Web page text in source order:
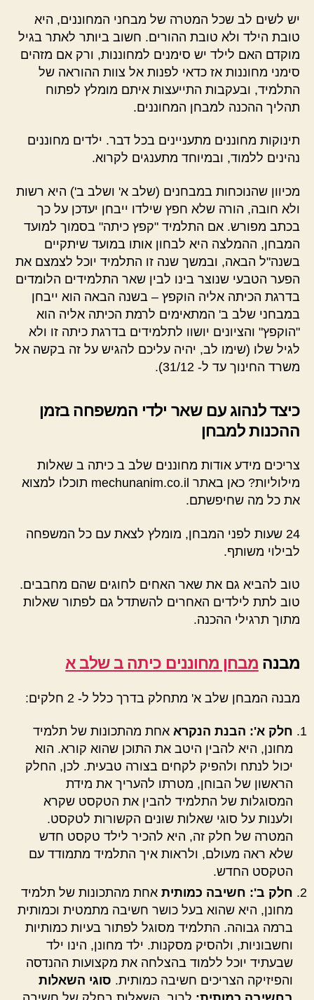
יש לשים לב שכל המטרה של מבחני המחוננים, היא
טובת הילד ולא טובת ההורים. חשוב ביותר לאתר בגיל
מוקדם האם לילד יש סימנים למחוננות, ורק אם מזהים
סימני מחוננות אז כדאי לפנות אל צוות ההוראה של
התלמיד, ובעקבות התייעצות איתם מומלץ לפתוח
תהליך ההכנה למבחן המחוננים.
תינוקות מחוננים מתעניינים בכל דבר. ילדים מחוננים
נהינים ללמוד, ובמיוחד מתענגים לקרוא.
מכיוון שהנוכחות במבחנים (שלב א' ושלב ב') היא רשות
ולא חובה, הורה שלא חפץ שילדו ייבחן יעדכן על כך
בכתב מפורש. אם התלמיד "קפץ כיתה" בסמוך למועד
המבחן, ההמלצה היא לבחון אותו במועד שיתקיים
בשנה"ל הבאה, ובמשך שנה זו התלמיד יוכל לצמצם את
הפער הטבעי שנוצר בינו לבין שאר התלמידים הלומדים
בדרגת הכיתה אליה הוקפץ – בשנה הבאה הוא ייבחן
במבחני שלב ב' המתאימים לרמת הכיתה אליה הוא
"הוקפץ" והציונים יושוו לתלמידים בדרגת כיתה זו ולא
לגיל שלו (שימו לב, יהיה עליכם להגיש על זה בקשה אל
משרד החינוך עד ל- 31/12).
כיצד לנהוג עם שאר ילדי המשפחה בזמן
ההכנות למבחן
צריכים מידע אודות מחוננים שלב ב כיתה ב שאלות
מילוליות? כאן באתר mechunanim.co.il תוכלו למצוא
את כל מה שחיפשתם.
24 שעות לפני המבחן, מומלץ לצאת עם כל המשפחה
לבילוי משותף.
טוב להביא גם את שאר האחים לחוגים שהם מחבבים.
טוב לתת לילדים האחרים להשתדל גם לפתור שאלות
מתוך תרגילי ההכנה.
מבנה מבחן מחוננים כיתה ב שלב א
מבנה המבחן שלב א' מתחלק בדרך כלל ל- 2 חלקים:
חלק א': הבנת הנקרא אחת מהתכונות של תלמיד
מחונן, היא להבין היטב את התוכן שהוא קורא. הוא
יכול לנתח ולהפיק לקחים בצורה טבעית. לכן, החלק
הראשון של הבוחן, מטרתו להעריך את מידת
המסוגלות של התלמיד להבין את הטקסט שקרא
ולענות על סוגי שאלות שונים הקשורות לטקסט.
המטרה של חלק זה, היא להכיר לילד טקסט חדש
שלא ראה מעולם, ולראות איך התלמיד מתמודד עם
הטקסט החדש.
חלק ב': חשיבה כמותית אחת מהתכונות של תלמיד
מחונן, היא שהוא בעל כושר חשיבה מתמטית וכמותית
ברמה גבוהה. התלמיד מסוגל לפתור בעיות כמותיות
וחשבוניות, ולהסיק מסקנות. ילד מחונן, הינו ילד
שבעתיד יוכל ללמוד בהצלחה את מקצועות ההנדסה
והפיזיקה הצריכים חשיבה כמותית. סוגי השאלות